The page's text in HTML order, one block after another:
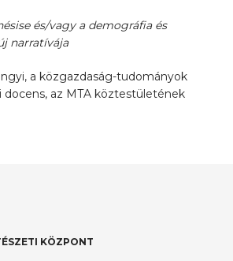
és/vagy a demográfia és
narratívája
a közgazdaság-tudományok
az MTA köztestületének
KÖZPONT